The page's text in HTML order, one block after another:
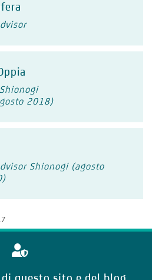
2018)
Shionogi (agosto